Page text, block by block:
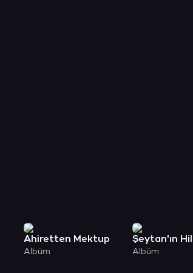
Ahiretten Mektup
Albüm
Şeytan'ın
Albüm